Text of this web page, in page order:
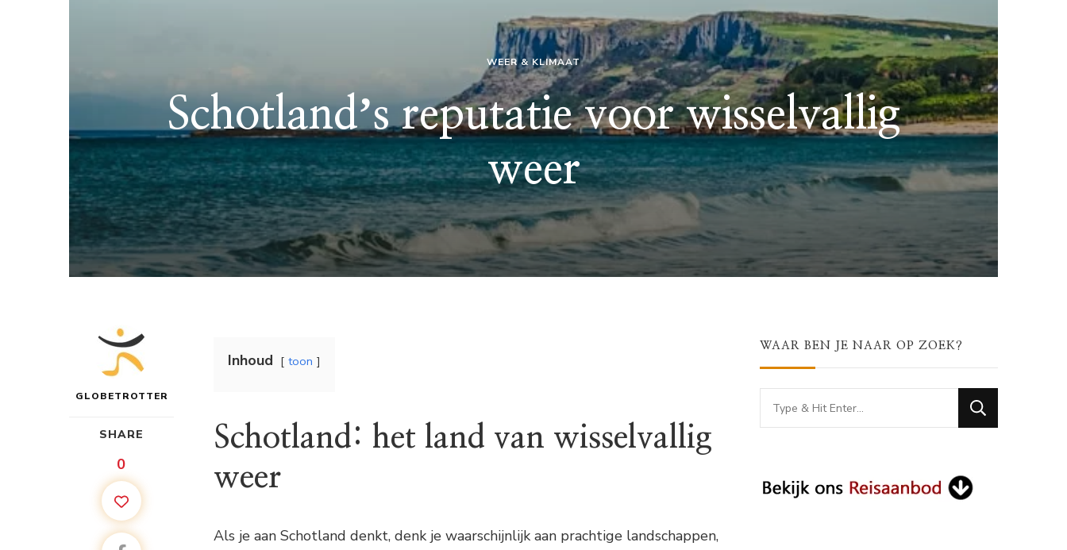
WEER & KLIMAAT
Schotlandʼs reputatie voor wisselvallig
weer
GLOBETROTTER
SHARE
0
Inhoud toon
Schotland: het land van wisselvallig
weer
Als je aan Schotland denkt, denk je waarschijnlijk aan prachtige landschappen,
WAAR BEN JE NAAR OP ZOEK?
Looking
for